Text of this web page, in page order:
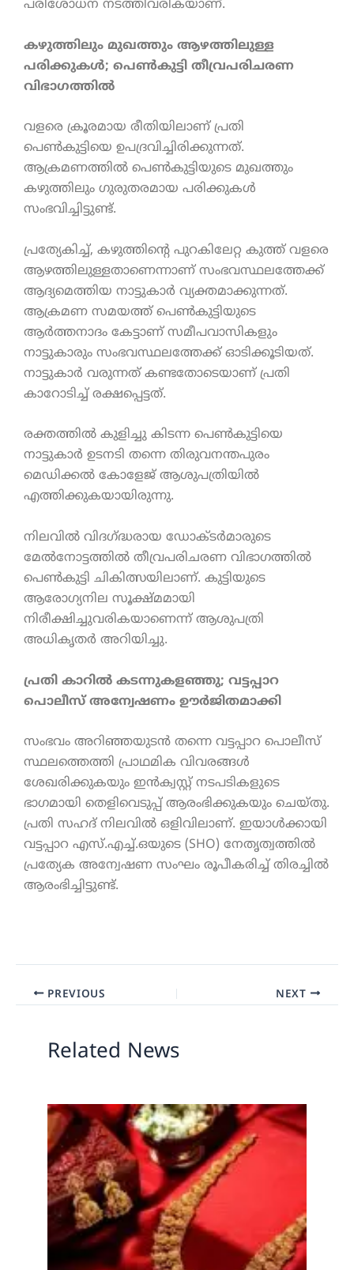
പരിശോധന നടത്തിവരികയാണ്.
കഴുത്തിലും മുഖത്തും ആഴത്തിലുള്ള
പരിക്കുകൾ; പെൺകുട്ടി തീവ്രപരിചരണ
വിഭാഗത്തിൽ
വളരെ ക്രൂരമായ രീതിയിലാണ് പ്രതി
പെൺകുട്ടിയെ ഉപദ്രവിച്ചിരിക്കുന്നത്.
ആക്രമണത്തിൽ പെൺകുട്ടിയുടെ മുഖത്തും
കഴുത്തിലും ഗുരുതരമായ പരിക്കുകൾ
സംഭവിച്ചിട്ടുണ്ട്.
പ്രത്യേകിച്ച്, കഴുത്തിന്റെ പുറകിലേറ്റ കുത്ത് വളരെ
ആഴത്തിലുള്ളതാണെന്നാണ് സംഭവസ്ഥലത്തേക്ക്
ആദ്യമെത്തിയ നാട്ടുകാർ വ്യക്തമാക്കുന്നത്.
ആക്രമണ സമയത്ത് പെൺകുട്ടിയുടെ
ആർത്തനാദം കേട്ടാണ് സമീപവാസികളും
നാട്ടുകാരും സംഭവസ്ഥലത്തേക്ക് ഓടിക്കൂടിയത്.
നാട്ടുകാർ വരുന്നത് കണ്ടതോടെയാണ് പ്രതി
കാറോടിച്ച് രക്ഷപ്പെട്ടത്.
രക്തത്തിൽ കുളിച്ചു കിടന്ന പെൺകുട്ടിയെ
നാട്ടുകാർ ഉടനടി തന്നെ തിരുവനന്തപുരം
മെഡിക്കൽ കോളേജ് ആശുപത്രിയിൽ
എത്തിക്കുകയായിരുന്നു.
നിലവിൽ വിദഗ്ദ്ധരായ ഡോക്ടർമാരുടെ
മേൽനോട്ടത്തിൽ തീവ്രപരിചരണ വിഭാഗത്തിൽ
പെൺകുട്ടി ചികിത്സയിലാണ്. കുട്ടിയുടെ
ആരോഗ്യനില സൂക്ഷ്മമായി
നിരീക്ഷിച്ചുവരികയാണെന്ന് ആശുപത്രി
അധികൃതർ അറിയിച്ചു.
പ്രതി കാറിൽ കടന്നുകളഞ്ഞു; വട്ടപ്പാറ
പൊലീസ് അന്വേഷണം ഊർജിതമാക്കി
സംഭവം അറിഞ്ഞയുടൻ തന്നെ വട്ടപ്പാറ പൊലീസ്
സ്ഥലത്തെത്തി പ്രാഥമിക വിവരങ്ങൾ
ശേഖരിക്കുകയും ഇൻക്വസ്റ്റ് നടപടികളുടെ
ഭാഗമായി തെളിവെടുപ്പ് ആരംഭിക്കുകയും ചെയ്തു.
പ്രതി സഹദ് നിലവിൽ ഒളിവിലാണ്. ഇയാൾക്കായി
വട്ടപ്പാറ എസ്.എച്ച്.ഒയുടെ (SHO) നേതൃത്വത്തിൽ
പ്രത്യേക അന്വേഷണ സംഘം രൂപീകരിച്ച് തിരച്ചിൽ
ആരംഭിച്ചിട്ടുണ്ട്.
PREVIOUS NEXT
Related News